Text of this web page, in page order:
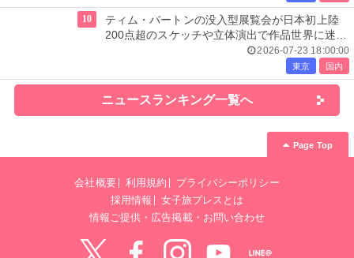
10
ティム・バートンの没入型展覧会が日本初上陸
200点超のスケッチや立体演出で作品世界に迷い
2026-07-23 18:00:00
東京 国内
ニュースランキング一覧へ
Page Top
会社概要 利用規約
プライバシーポリシー
採用情報
女子旅プレスとは
情報ご提供・広告掲載・お問い合わせ